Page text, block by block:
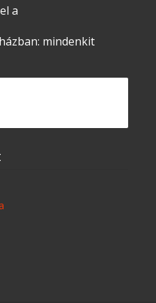
a
mindenkit